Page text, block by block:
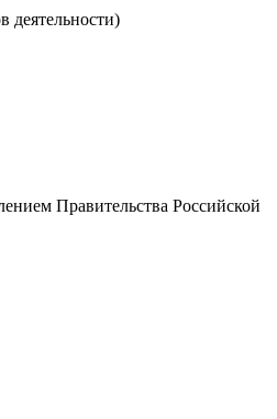
деятельности)
Правительства Российской